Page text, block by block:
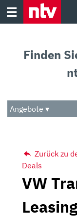
Skip
Audio
Das Beste
Finden
Angebote ▾
Zurück zu
Deals
VW